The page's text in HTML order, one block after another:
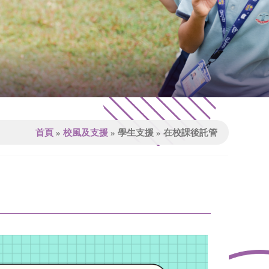
首頁» 校風及支援» 學生支援» 在校課後託管